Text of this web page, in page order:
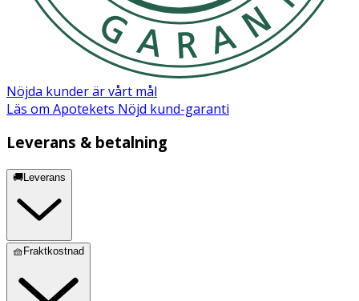
Nöjda kunder är vårt mål
Läs om Apotekets Nöjd kund-garanti
Leverans & betalning
🚚Leverans
🧺Fraktkostnad